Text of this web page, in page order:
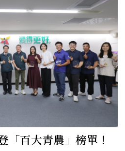
「百大青農」榜單！